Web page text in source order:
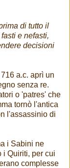
di tutto il
e nefasti,
decisioni
a.c. aprì un
senza re.
o 'patres' che
tornò l'antica
l'assassinio di
i Sabini ne
i Quiriti, per cui
complesse